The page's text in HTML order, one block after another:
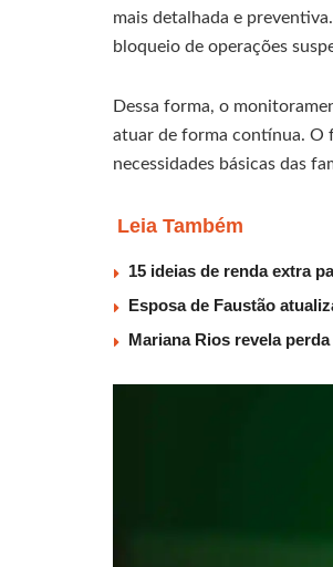
mais detalhada e
bloqueio de operações
Dessa forma, o
atuar de forma contínua. O
necessidades básicas das
Leia Também
15 ideias de renda extra
Esposa de Faustão
Mariana Rios revela